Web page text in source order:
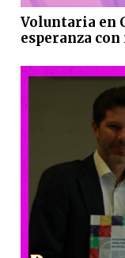
Voluntaria en
esperanza